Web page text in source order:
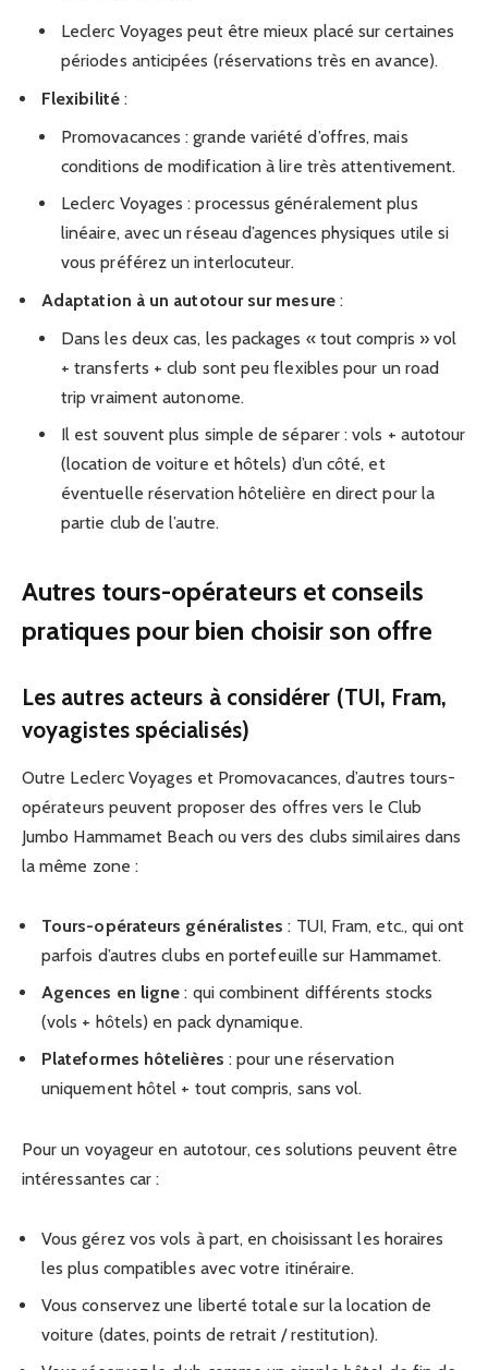
Leclerc Voyages peut être mieux placé sur certaines
périodes anticipées (réservations très en avance).
Flexibilité:
Promovacances : grande variété d’offres, mais
conditions de modification à lire très attentivement.
Leclerc Voyages : processus généralement plus
linéaire, avec un réseau d’agences physiques utile si
vous préférez un interlocuteur.
Adaptation à un autotour sur mesure:
Dans les deux cas, les packages « tout compris » vol
+ transferts + club sont peu flexibles pour un road
trip vraiment autonome.
Il est souvent plus simple de séparer : vols + autotour
(location de voiture et hôtels) d’un côté, et
éventuelle réservation hôtelière en direct pour la
partie club de l’autre.
Autres tours-opérateurs et conseils
pratiques pour bien choisir son offre
Les autres acteurs à considérer (TUI, Fram,
voyagistes spécialisés)
Outre Leclerc Voyages et Promovacances, d’autres tours-
opérateurs peuvent proposer des offres vers le Club
Jumbo Hammamet Beach ou vers des clubs similaires dans
la même zone :
Tours-opérateurs généralistes : TUI, Fram, etc., qui ont
parfois d’autres clubs en portefeuille sur Hammamet.
Agences en ligne : qui combinent différents stocks
(vols + hôtels) en pack dynamique.
Plateformes hôtelières : pour une réservation
uniquement hôtel + tout compris, sans vol.
Pour un voyageur en autotour, ces solutions peuvent être
intéressantes car :
Vous gérez vos vols à part, en choisissant les horaires
les plus compatibles avec votre itinéraire.
Vous conservez une liberté totale sur la location de
voiture (dates, points de retrait / restitution).